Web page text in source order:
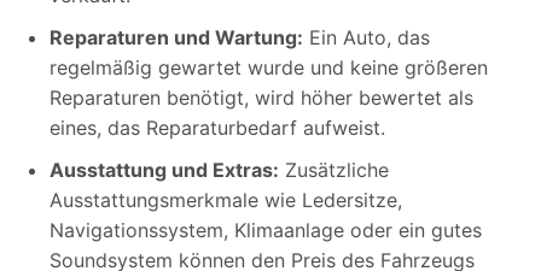
Reparaturen und Wartung: Ein Auto, das
regelmäßig gewartet wurde und keine größeren
Reparaturen benötigt, wird höher bewertet als
eines, das Reparaturbedarf aufweist.
Ausstattung und Extras: Zusätzliche
Ausstattungsmerkmale wie Ledersitze,
Navigationssystem, Klimaanlage oder ein gutes
Soundsystem können den Preis des Fahrzeugs